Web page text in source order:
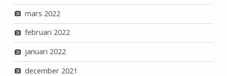
mars 2022
februari 2022
januari 2022
december 2021